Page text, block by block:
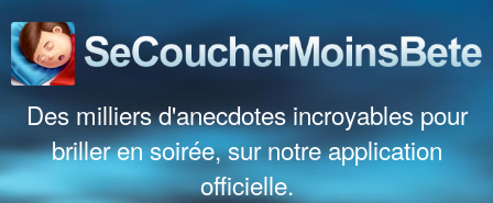
Des milliers d'anecdotes incroyables pour
briller en soirée, sur notre application
officielle.